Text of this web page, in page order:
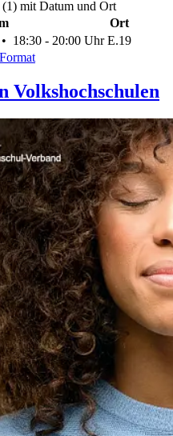
mit Datum und Ort
Ort
18:30 - 20:00 Uhr E.19
Volkshochschulen